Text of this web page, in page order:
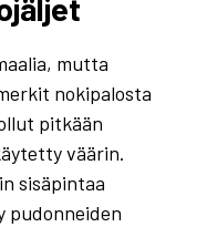
mutta
nokipalosta
pitkään
väärin.
sisäpintaa
pudonneiden